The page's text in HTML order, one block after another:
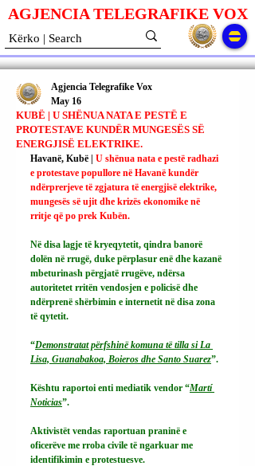
AGJENCIA TELEGRAFIKE VOX
KUBË | U SHËNUA NATA E PESTË E
PROTESTAVE KUNDËR MUNGESËS SË
ENERGJISË ELEKTRIKE.
Agjencia Telegrafike Vox
May 16
Havanë, Kubë | U shënua nata e pestë radhazi
e protestave popullore në Havanë kundër
ndërprerjeve të zgjatura të energjisë elektrike,
mungesës së ujit dhe krizës ekonomike në
rritje që po prek Kubën.
Në disa lagje të kryeqytetit, qindra banorë
dolën në rrugë, duke përplasur enë dhe kazanë
mbeturinash përgjatë rrugëve, ndërsa
autoritetet rritën vendosjen e policisë dhe
ndërprenë shërbimin e internetit në disa zona
të qytetit.
“Demonstratat përfshinë komuna të tilla si La
Lisa, Guanabakoa, Boieros dhe Santo Suarez”.
Kështu raportoi enti mediatik vendor “Martí
Noticias”.
Aktivistët vendas raportuan praninë e
oficerëve me rroba civile të ngarkuar me
identifikimin e protestuesve.